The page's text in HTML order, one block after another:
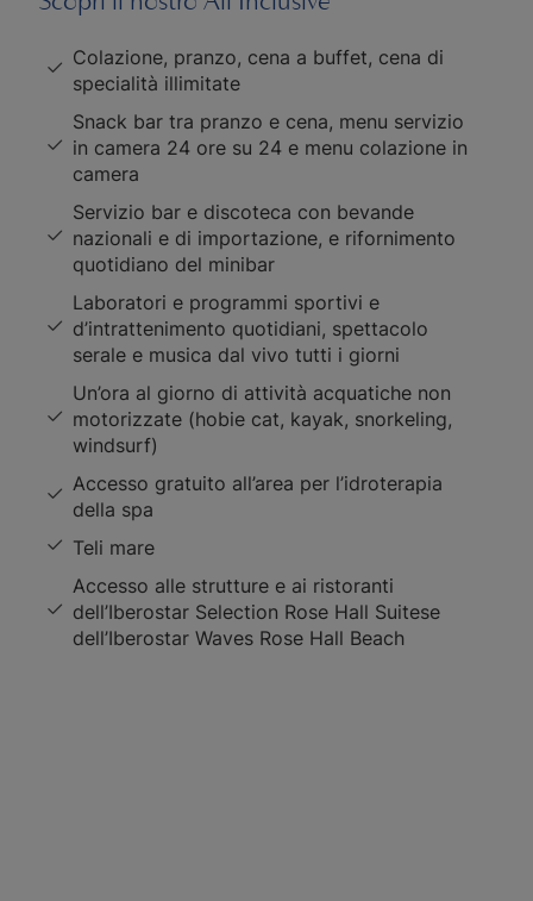
Colazione, pranzo, cena a buffet, cena di
specialità illimitate
Snack bar tra pranzo e cena, menu servizio
in camera 24 ore su 24 e menu colazione in
camera
Servizio bar e discoteca con bevande
nazionali e di importazione, e rifornimento
quotidiano del minibar
Laboratori e programmi sportivi e
d’intrattenimento quotidiani, spettacolo
serale e musica dal vivo tutti i giorni
Un’ora al giorno di attività acquatiche non
motorizzate (hobie cat, kayak, snorkeling,
windsurf)
Accesso gratuito all’area per l’idroterapia
della spa
Teli mare
Accesso alle strutture e ai ristoranti
dell’Iberostar Selection Rose Hall Suitese
dell’Iberostar Waves Rose Hall Beach